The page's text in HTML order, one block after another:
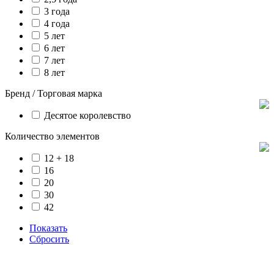
3 года
4 года
5 лет
6 лет
7 лет
8 лет
Бренд / Торговая марка
Десятое королевство
Количество элементов
12 + 18
16
20
30
42
Показать
Сбросить